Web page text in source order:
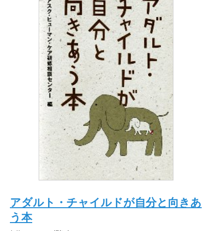
アダルト・チャイルドが自分と向きあ
う本